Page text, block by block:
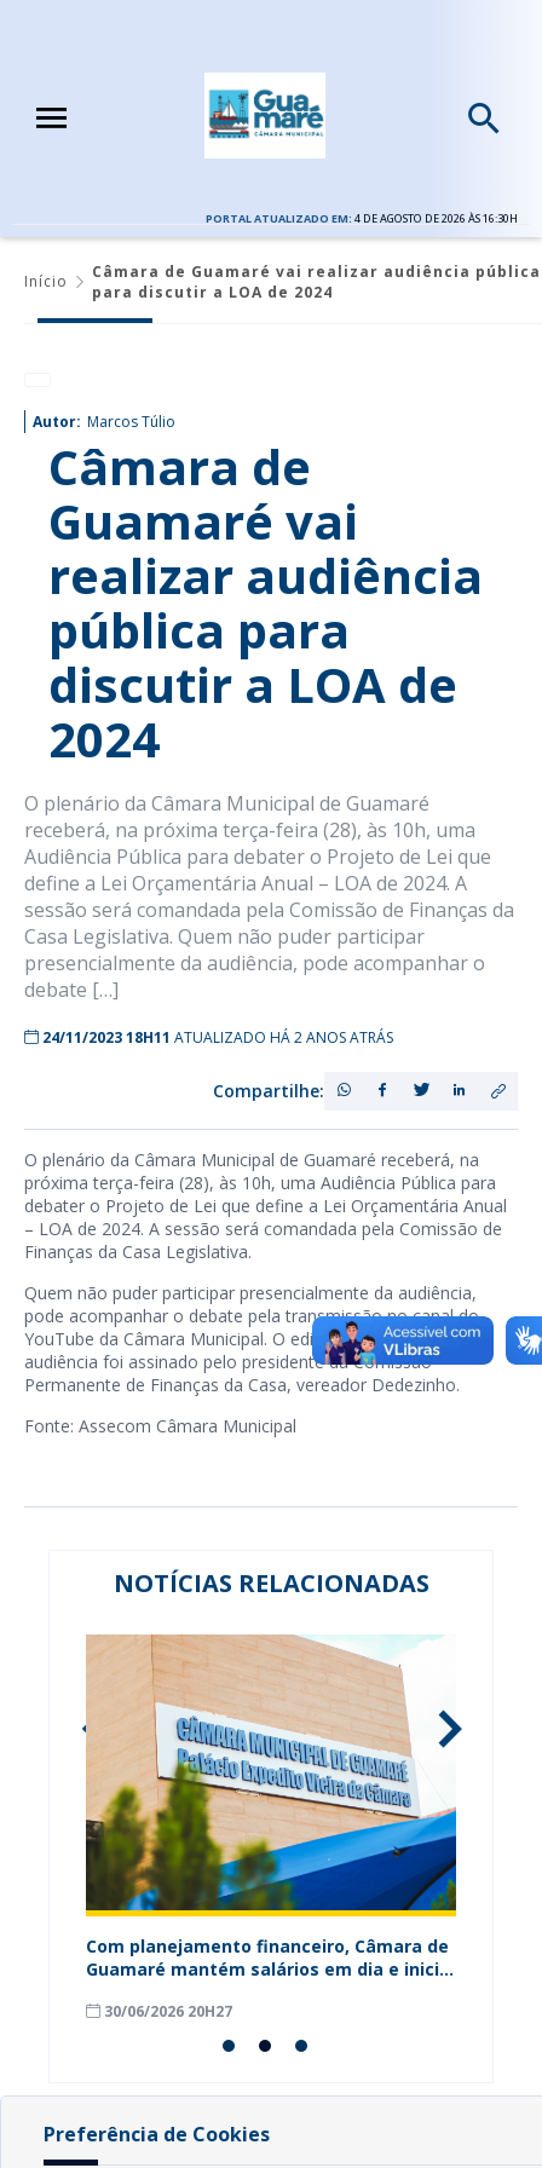
PORTAL ATUALIZADO EM: 4 DE AGOSTO DE 2026 ÀS 16:30H
Início
Câmara de Guamaré vai realizar audiência pública
para discutir a LOA de 2024
Autor: Marcos Túlio
Câmara de
Guamaré vai
realizar audiência
pública para
discutir a LOA de
2024
O plenário da Câmara Municipal de Guamaré
receberá, na próxima terça-feira (28), às 10h, uma
Audiência Pública para debater o Projeto de Lei que
define a Lei Orçamentária Anual – LOA de 2024. A
sessão será comandada pela Comissão de Finanças da
Casa Legislativa. Quem não puder participar
presencialmente da audiência, pode acompanhar o
debate […]
24/11/2023 18H11 ATUALIZADO HÁ 2 ANOS ATRÁS
Compartilhe:
O plenário da Câmara Municipal de Guamaré receberá, na
próxima terça-feira (28), às 10h, uma Audiência Pública para
debater o Projeto de Lei que define a Lei Orçamentária Anual
– LOA de 2024. A sessão será comandada pela Comissão de
Finanças da Casa Legislativa.
Quem não puder participar presencialmente da audiência,
pode acompanhar o debate pela transmissão no canal do
YouTube da Câmara Municipal. O edital de convocação da
audiência foi assinado pelo presidente da Comissão
Permanente de Finanças da Casa, vereador Dedezinho.
Fonte: Assecom Câmara Municipal
NOTÍCIAS RELACIONADAS
Com planejamento financeiro, Câmara de
Guamaré mantém salários em dia e inicia
30/06/2026 20H27
Preferência de Cookies